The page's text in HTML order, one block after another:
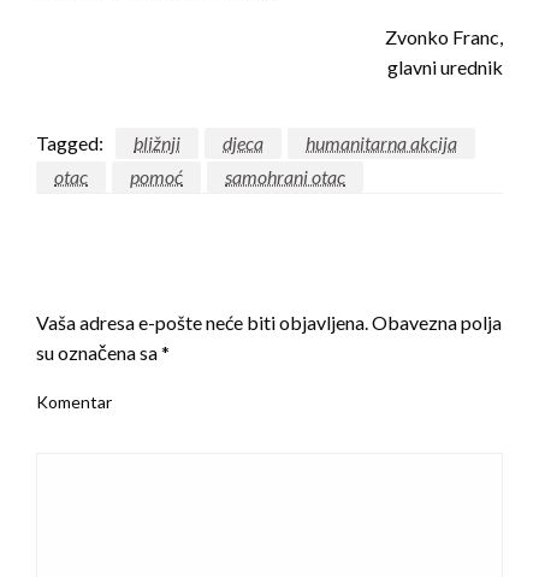
Zvonko Franc,
glavni urednik
Tagged: bližnji djeca
humanitarna akcija
otac
pomoć samohrani otac
Vaša adresa e-pošte neće biti objavljena.Obavezna polja
su označena sa*
Komentar